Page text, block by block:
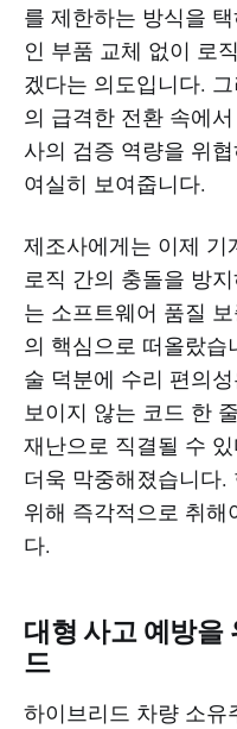
를 제한하는 방식을
인 부품 교체 없이 로
겠다는 의도입니다.
의 급격한 전환 속에
사의 검증 역량을 위
여실히 보여줍니다.
제조사에게는 이제
로직 간의 충돌을 방
는 소프트웨어 품질
의 핵심으로 떠올랐습
술 덕분에 수리 편의
보이지 않는 코드 한
재난으로 직결될 수
더욱 막중해졌습니다
위해 즉각적으로 취해
다.
대형 사고 예방을
드
하이브리드 차량 소